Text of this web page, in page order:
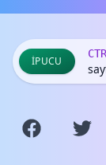
İPUCU